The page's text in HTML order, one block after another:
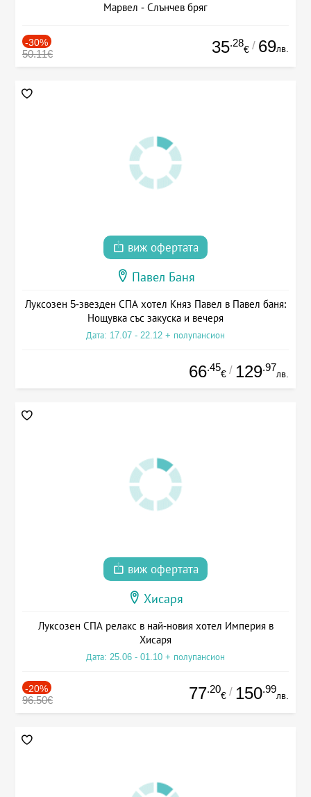
Марвел - Слънчев бряг
-30%
50.11€ 35.28
€ / 69лв.
виж офертата
Павел Баня
Луксозен 5-звезден СПА хотел Княз Павел в Павел баня:
Нощувка със закуска и вечеря
Дата: 17.07 - 22.12 + полупансион
66.45
€ / 129.97
лв.
виж офертата
Хисаря
Луксозен СПА релакс в най-новия хотел Империя в
Хисаря
Дата: 25.06 - 01.10 + полупансион
-20%
96.50€ 77.20
€ / 150.99
лв.